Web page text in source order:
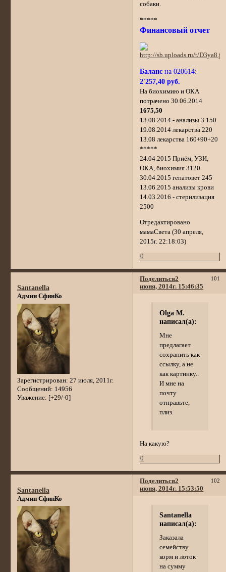
собаки.
*****
Финансовый отчет
Баланс на 020614:
2'257,40 руб.
На биохимию и ОКА
потрачено 30.06.2014
1675,50
13.08.2014 - анализы 3 150
19.08.2014 лекарства 220
13.08 лекарства 160+90+20
*****
24.04.2015 Приём, УЗИ,
ОКА, биохимия 3120
30.04.2015 гепатовет 245
13.06.2015 анализы крови
14.03.2016 - стерилизация
2500
Отредактировано
мамаСвета (30 апреля,
2015г. 22:18:03)
0
Поделиться 101
2
июня, 2014г. 15:46:35
Santanella
Админ СфинКо
Зарегистрирован: 27 июля, 2011г.
Сообщений: 14956
Уважение: [+29/-0]
Olga M.
написал(а):
Мне
предлагает
сохранить как
ссылку, а не
как картинку..
И мне на
почту
отправьте,
плиз.
На какую?
0
Поделиться 102
2
июня, 2014г. 15:53:50
Santanella
Админ СфинКо
Santanella
написал(а):
Заказала
семейству
корм и лоток
на сумму